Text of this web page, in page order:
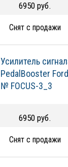
6950 руб.
Снят с продажи
Усилитель
PedalBooster
№ FOCUS-3_3
6950 руб.
Снят с продажи